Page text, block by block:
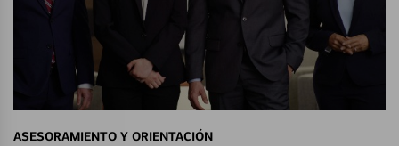
ASESORAMIENTO Y ORIENTACIÓN